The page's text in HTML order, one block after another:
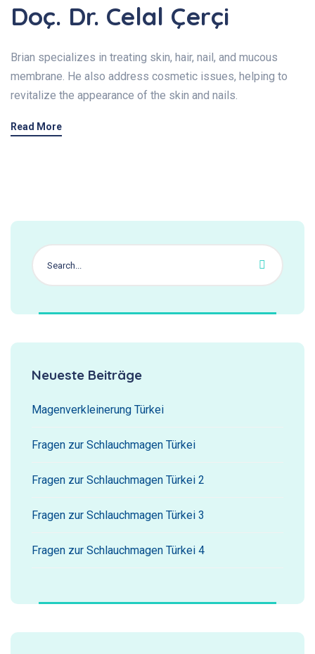
Doç. Dr. Celal Çerçi
Brian specializes in treating skin, hair, nail, and mucous
membrane. He also address cosmetic issues, helping to
revitalize the appearance of the skin and nails.
Read More
Neueste Beiträge
Magenverkleinerung Türkei
Fragen zur Schlauchmagen Türkei
Fragen zur Schlauchmagen Türkei 2
Fragen zur Schlauchmagen Türkei 3
Fragen zur Schlauchmagen Türkei 4